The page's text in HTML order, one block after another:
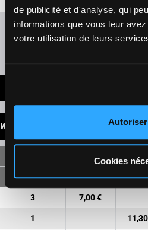
de publicité et d'analyse, qui
informations que vous leur
votre utilisation de leurs
Cookies
WINNINGS
SINGLE
3 7,00 €
1